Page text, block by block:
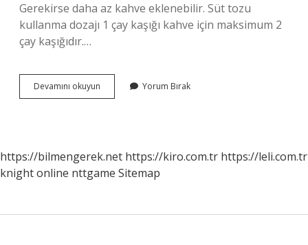
Gerekirse daha az kahve eklenebilir. Süt tozu
kullanma dozajı 1 çay kaşığı kahve için maksimum 2
çay kaşığıdır.…
Devamını okuyun
Bardağa
Yorum Bırak
https://bilmengerek.net https://kiro.com.tr https://leli.com.tr
knight online nttgame Sitemap